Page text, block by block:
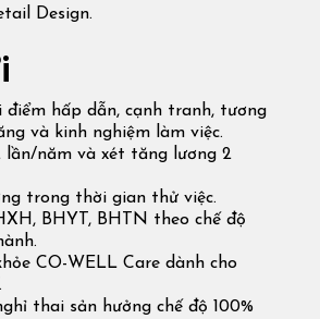
Design.
điểm hấp dẫn, cạnh tranh, tương
và kinh nghiệm làm việc.
lần/năm và xét tăng lương 2
trong thời gian thử việc.
BHYT, BHTN theo chế độ
CO-WELL Care dành cho
thai sản hưởng chế độ 100%